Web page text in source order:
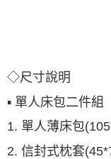
◇尺寸說明
▪ 單人床包二件組
1. 單人薄床包
2. 信封式枕套